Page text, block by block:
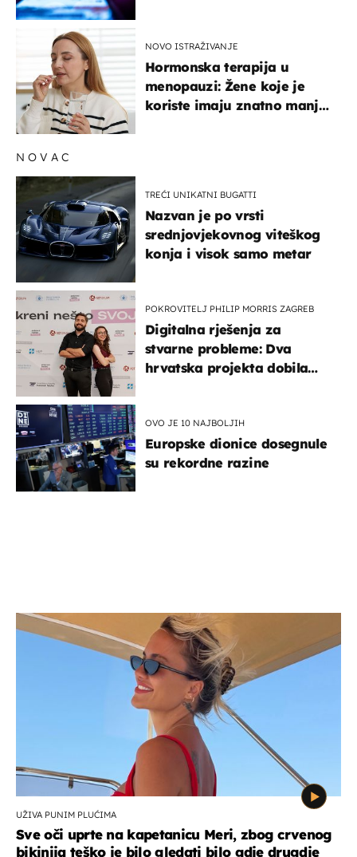
NOVO ISTRAŽIVANJE
Hormonska terapija u
menopauzi: Žene koje je
koriste imaju znatno manji
NOVAC
TREĆI UNIKATNI BUGATTI
Nazvan je po vrsti
srednjovjekovnog viteškog
konja i visok samo metar
POKROVITELJ PHILIP MORRIS ZAGREB
Digitalna rješenja za
stvarne probleme: Dva
hrvatska projekta dobila
OVO JE 10 NAJBOLJIH
Europske dionice dosegnule
su rekordne razine
UŽIVA PUNIM PLUĆIMA
Sve oči uprte na kapetanicu Meri, zbog crvenog
bikinija teško je bilo gledati bilo gdje drugdje